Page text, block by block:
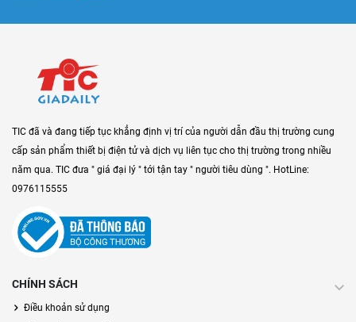
TIC đã và đang tiếp tục khẳng định vị trí của người dẫn đầu thị trường cung
cấp sản phẩm thiết bị điện tử và dịch vụ liên tục cho thị trường trong nhiều
năm qua. TIC đưa " giá đại lý " tới tận tay " người tiêu dùng ". HotLine:
0976115555
CHÍNH SÁCH
Điều khoản sử dụng